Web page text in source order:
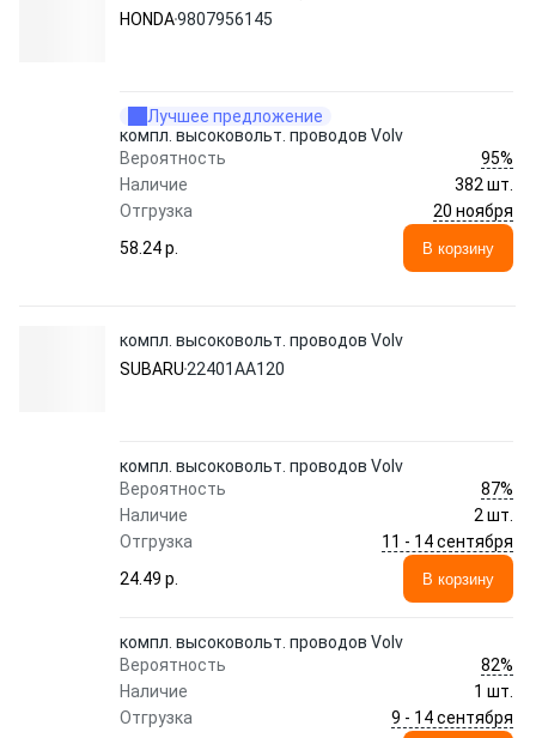
HONDA9807956145
Лучшее предложение
компл. высоковольт. проводов Volv
Вероятность
95%
Наличие
382 шт.
Отгрузка
20 ноября
58.24 p.
В корзину
компл. высоковольт. проводов Volv
SUBARU 22401AA120
компл. высоковольт. проводов Volv
Вероятность
87%
Наличие
2 шт.
Отгрузка
11 - 14 сентября
24.49 p.
В корзину
компл. высоковольт. проводов Volv
Вероятность
82%
Наличие
1 шт.
Отгрузка
9 - 14 сентября